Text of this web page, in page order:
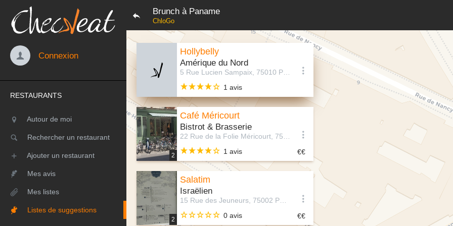
Brunch à Paname
ChloGo
Connexion
RESTAURANTS
Autour de moi
Rechercher un restaurant
Ajouter un restaurant
Mes avis
Mes listes
Listes de suggestions
Hollybelly
Amérique du Nord
1 avis
2
Café Méricourt
Bistrot & Brasserie
1 avis
2
Salatim
Israëlien
0 avis